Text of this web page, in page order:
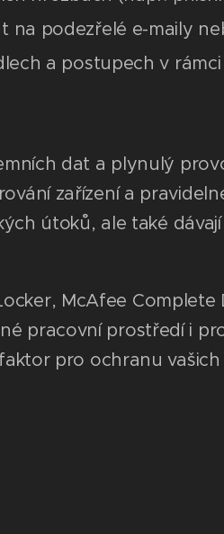
na podezřelé e-maily
a postupech v rámci
dat a plynulý
zařízení a
útoků, ale také
McAfee
pracovní prostředí i
pro ochranu